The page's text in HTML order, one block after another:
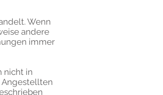
Wenn
andere
immer
nicht in
Angestellten